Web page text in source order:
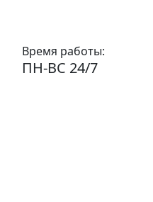
Время работы:
ПН-ВС 24/7